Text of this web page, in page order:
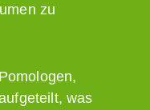
zu
was